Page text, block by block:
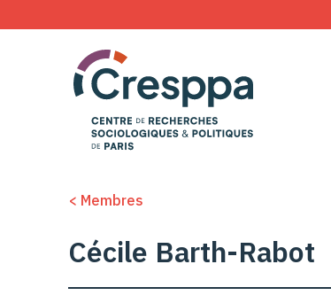
< Membres
Cécile Barth-Rabot